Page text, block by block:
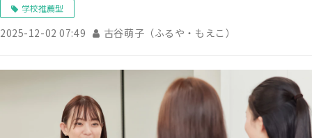
学校推薦型
2025-12-02 07:49 古谷萌子（ふるや・もえこ）